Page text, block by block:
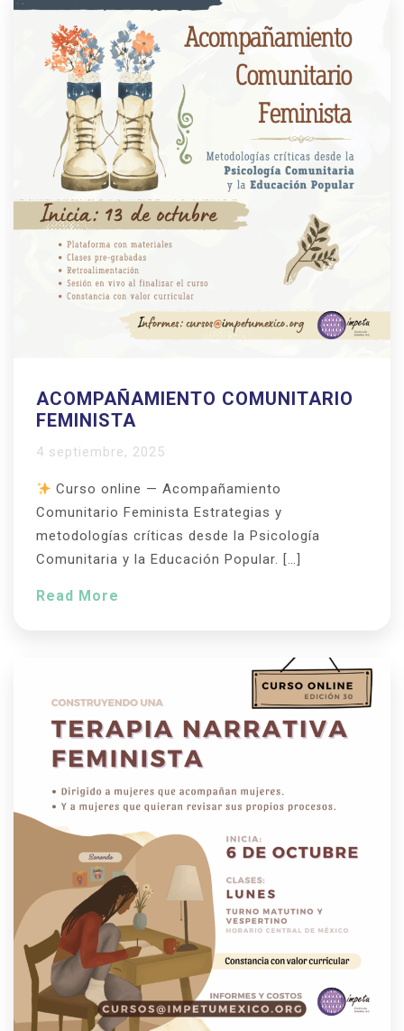
ACOMPAÑAMIENTO COMUNITARIO
FEMINISTA
4 septiembre, 2025
Curso online — Acompañamiento
Comunitario Feminista Estrategias y
metodologías críticas desde la Psicología
Comunitaria y la Educación Popular. […]
Read More